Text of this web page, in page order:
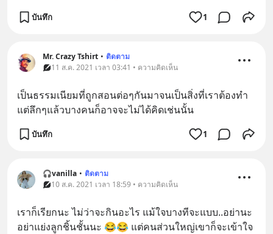
บันทึก 1
Mr. Crazy Tshirt • ติดตาม
11 ส.ค. 2021 เวลา 03:41 • ความคิดเห็น
เป็นธรรมเนียมที่ถูกสอนต่อๆกันมาจนเป็นสิ่งที่เราต้องทำ
แต่ลึกๆแล้วบางคนก็อาจจะไม่ได้คิดเช่นนั้น
บันทึก 1
🎧vanilla • ติดตาม
10 ส.ค. 2021 เวลา 18:59 • ความคิดเห็น
เราก็เรียกนะ ไม่ว่าจะกินอะไร แม้ใจบางทีจะแบบ..อย่านะ
อย่าแย่งลูกชิ้นชั้นนะ 😂😂 แต่คนส่วนใหญ่เขาก็จะเข้าใจ